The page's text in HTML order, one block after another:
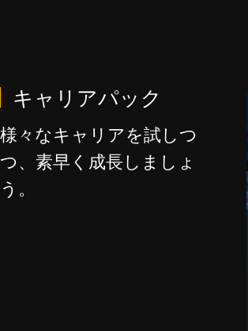
キャリアパック
様々なキャリアを試しつ
つ、素早く成長しましょ
う。